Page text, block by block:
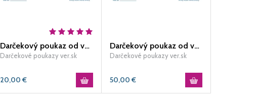
Darčekový poukaz od ver.sk v hodnote 20 EUR
Darčekové poukazy ver.sk
20,00 €
Darčekový poukaz od ver.sk v hodnote 50 EUR
Darčekové poukazy ver.sk
50,00 €